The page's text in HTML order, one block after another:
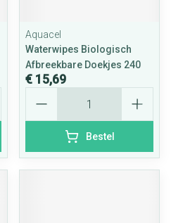
Aquacel
Waterwipes Biologisch
Afbreekbare Doekjes 240
€ 15,69
Bestel